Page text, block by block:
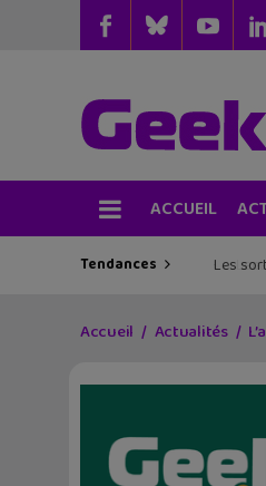
ACCUEIL
Tendances Les
Accueil Actualités